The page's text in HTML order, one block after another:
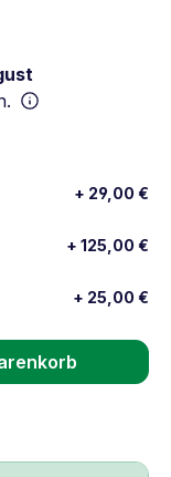
+ 29,00 €
+ 125,00 €
+ 25,00 €